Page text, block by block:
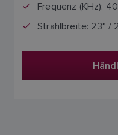
Frequenz (KHz):
Strahlbreite: 23° /